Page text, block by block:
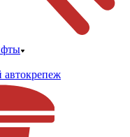
автокрепеж